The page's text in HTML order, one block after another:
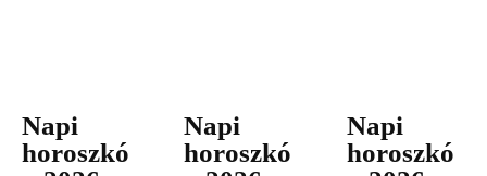
Napi
horoszkó
Napi
horoszkó
Napi
horoszkó